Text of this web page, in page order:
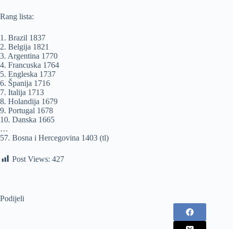
Rang lista:
1. Brazil 1837
2. Belgija 1821
3. Argentina 1770
4. Francuska 1764
5. Engleska 1737
6. Španija 1716
7. Italija 1713
8. Holandija 1679
9. Portugal 1678
10. Danska 1665
…
57. Bosna i Hercegovina 1403 (tl)
Post Views: 427
Podijeli